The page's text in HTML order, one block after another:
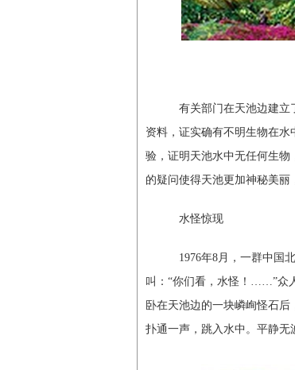
有关部门在天池边建立了
资料，证实确有不明生物在
验，证明天池水中无任何生
的疑问使得天池更加神秘美丽
水怪惊现
1976年8月，一群中国北
叫：“你们看，水怪！……”众
卧在天池边的一块嶙峋怪石
扑通一声，跳入水中。平静无